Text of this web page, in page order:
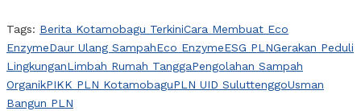
Tags: Berita Kotamobagu TerkiniCara Membuat Eco
EnzymeDaur Ulang SampahEco EnzymeESG PLNGerakan Peduli
LingkunganLimbah Rumah TanggaPengolahan Sampah
OrganikPIKK PLN KotamobaguPLN UID SuluttenggoUsman
Bangun PLN